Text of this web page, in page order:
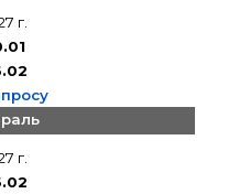
г.
г.